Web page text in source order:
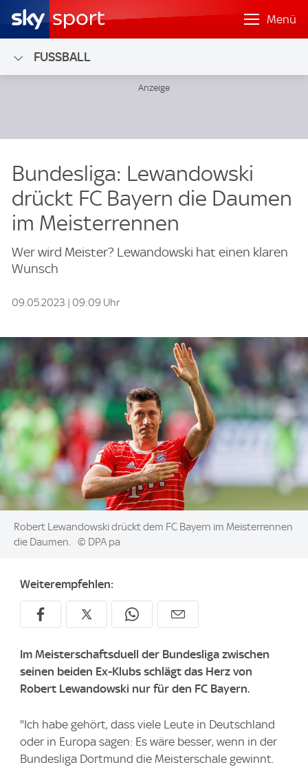
Menü
FUSSBALL
Bundesliga: Lewandowski
drückt FC Bayern die Daumen
im Meisterrennen
Wer wird Meister? Lewandowski hat einen klaren
Wunsch
09.05.2023 | 09:09 Uhr
Image:
Robert Lewandowski drückt dem FC Bayern im Meisterrennen
die Daumen.
© DPA pa
Weiterempfehlen:
Im Meisterschaftsduell der Bundesliga zwischen
seinen beiden Ex-Klubs schlägt das Herz von
Robert Lewandowski nur für den FC Bayern.
"Ich habe gehört, dass viele Leute in Deutschland
oder in Europa sagen: Es wäre besser, wenn in der
Bundesliga Dortmund die Meisterschale gewinnt.